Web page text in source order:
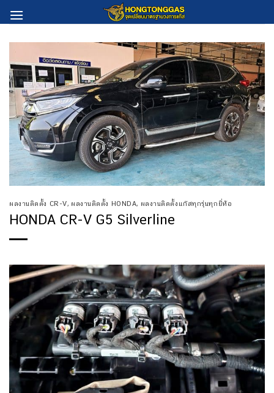
to
ผลงานติดตั้ง CR-V, ผลงานติดตั้ง HONDA, ผลงานติดตั้งแก๊สทุกรุ่นทุกยี่ห้อ
HONDA CR-V G5 Silverline